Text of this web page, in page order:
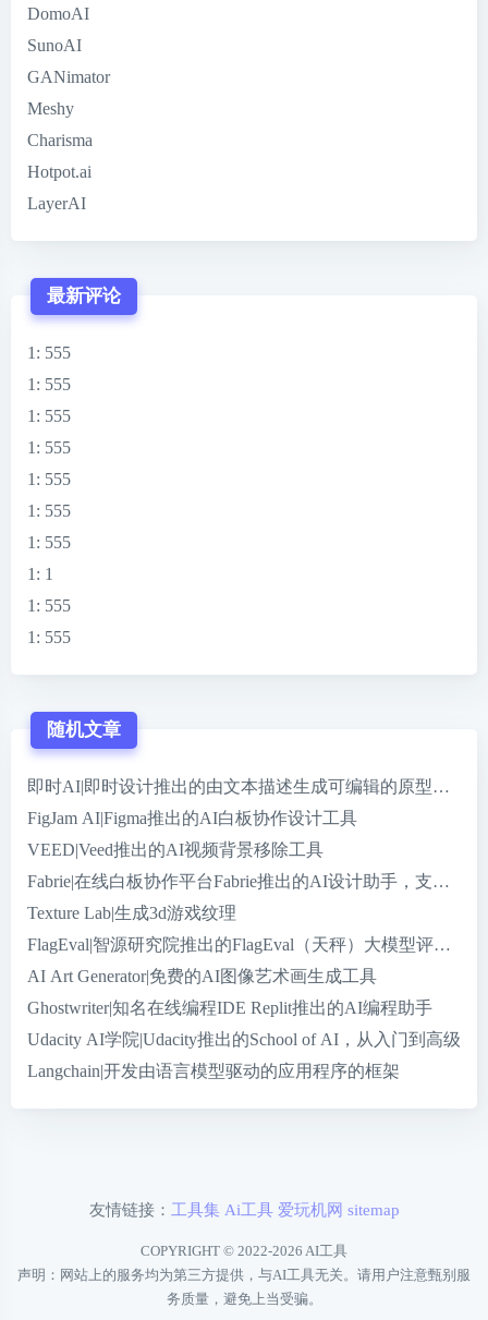
DomoAI
SunoAI
GANimator
Meshy
Charisma
Hotpot.ai
LayerAI
最新评论
1 : 555
1 : 555
1 : 555
1 : 555
1 : 555
1 : 555
1 : 555
1 : 1
1 : 555
1 : 555
随机文章
即时AI|即时设计推出的由文本描述生成可编辑的原型设计稿
FigJam AI|Figma推出的AI白板协作设计工具
VEED|Veed推出的AI视频背景移除工具
Fabrie|在线白板协作平台Fabrie推出的AI设计助手，支持多
Texture Lab|生成3d游戏纹理
FlagEval|智源研究院推出的FlagEval（天秤）大模型评测平台
AI Art Generator|免费的AI图像艺术画生成工具
Ghostwriter|知名在线编程IDE Replit推出的AI编程助手
Udacity AI学院|Udacity推出的School of AI，从入门到高级
Langchain|开发由语言模型驱动的应用程序的框架
友情链接： 工具集 Ai工具 爱玩机网 sitemap
COPYRIGHT © 2022-2026 AI工具
声明：网站上的服务均为第三方提供，与AI工具无关。请用户注意甄别服
务质量，避免上当受骗。